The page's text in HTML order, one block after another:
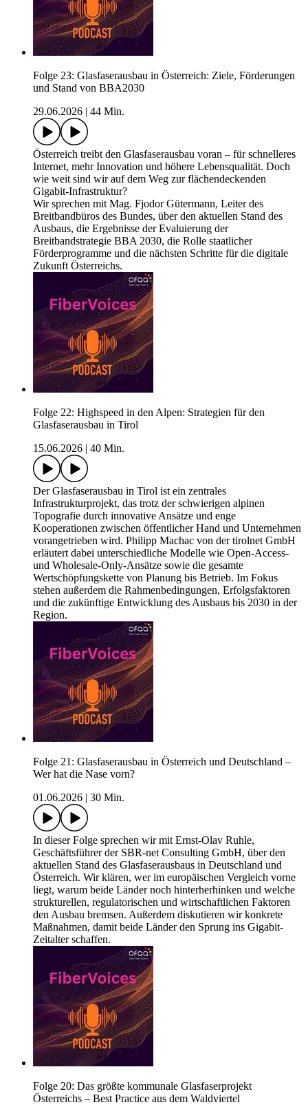
Folge 23: Glasfaserausbau in Österreich: Ziele, Förderungen
und Stand von BBA2030
29.06.2026
44 Min.
Österreich treibt den Glasfaserausbau voran – für schnelleres
Internet, mehr Innovation und höhere Lebensqualität. Doch
wie weit sind wir auf dem Weg zur flächendeckenden
Gigabit-Infrastruktur?
Wir sprechen mit Mag. Fjodor Gütermann, Leiter des
Breitbandbüros des Bundes, über den aktuellen Stand des
Ausbaus, die Ergebnisse der Evaluierung der
Breitbandstrategie BBA 2030, die Rolle staatlicher
Förderprogramme und die nächsten Schritte für die digitale
Zukunft Österreichs.
Folge 22: Highspeed in den Alpen: Strategien für den
Glasfaserausbau in Tirol
15.06.2026
40 Min.
Der Glasfaserausbau in Tirol ist ein zentrales
Infrastrukturprojekt, das trotz der schwierigen alpinen
Topografie durch innovative Ansätze und enge
Kooperationen zwischen öffentlicher Hand und Unternehmen
vorangetrieben wird. Philipp Machac von der tirolnet GmbH
erläutert dabei unterschiedliche Modelle wie Open-Access-
und Wholesale-Only-Ansätze sowie die gesamte
Wertschöpfungskette von Planung bis Betrieb. Im Fokus
stehen außerdem die Rahmenbedingungen, Erfolgsfaktoren
und die zukünftige Entwicklung des Ausbaus bis 2030 in der
Region.
Folge 21: Glasfaserausbau in Österreich und Deutschland –
Wer hat die Nase vorn?
01.06.2026
30 Min.
In dieser Folge sprechen wir mit Ernst-Olav Ruhle,
Geschäftsführer der SBR-net Consulting GmbH, über den
aktuellen Stand des Glasfaserausbaus in Deutschland und
Österreich. Wir klären, wer im europäischen Vergleich vorne
liegt, warum beide Länder noch hinterherhinken und welche
strukturellen, regulatorischen und wirtschaftlichen Faktoren
den Ausbau bremsen. Außerdem diskutieren wir konkrete
Maßnahmen, damit beide Länder den Sprung ins Gigabit-
Zeitalter schaffen.
Folge 20: Das größte kommunale Glasfaserprojekt
Österreichs – Best Practice aus dem Waldviertel